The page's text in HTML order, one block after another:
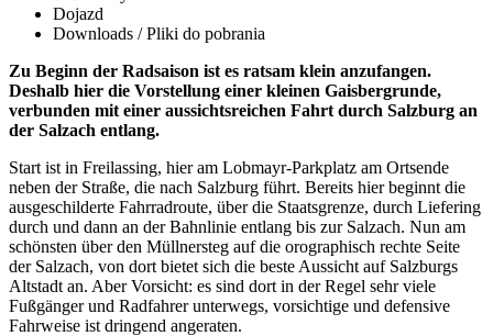
Dojazd
Downloads / Pliki do pobrania
Zu Beginn der Radsaison ist es ratsam klein anzufangen.
Deshalb hier die Vorstellung einer kleinen Gaisbergrunde,
verbunden mit einer aussichtsreichen Fahrt durch Salzburg an
der Salzach entlang.
Start ist in Freilassing, hier am Lobmayr-Parkplatz am Ortsende
neben der Straße, die nach Salzburg führt. Bereits hier beginnt die
ausgeschilderte Fahrradroute, über die Staatsgrenze, durch Liefering
durch und dann an der Bahnlinie entlang bis zur Salzach. Nun am
schönsten über den Müllnersteg auf die orographisch rechte Seite
der Salzach, von dort bietet sich die beste Aussicht auf Salzburgs
Altstadt an. Aber Vorsicht: es sind dort in der Regel sehr viele
Fußgänger und Radfahrer unterwegs, vorsichtige und defensive
Fahrweise ist dringend angeraten.